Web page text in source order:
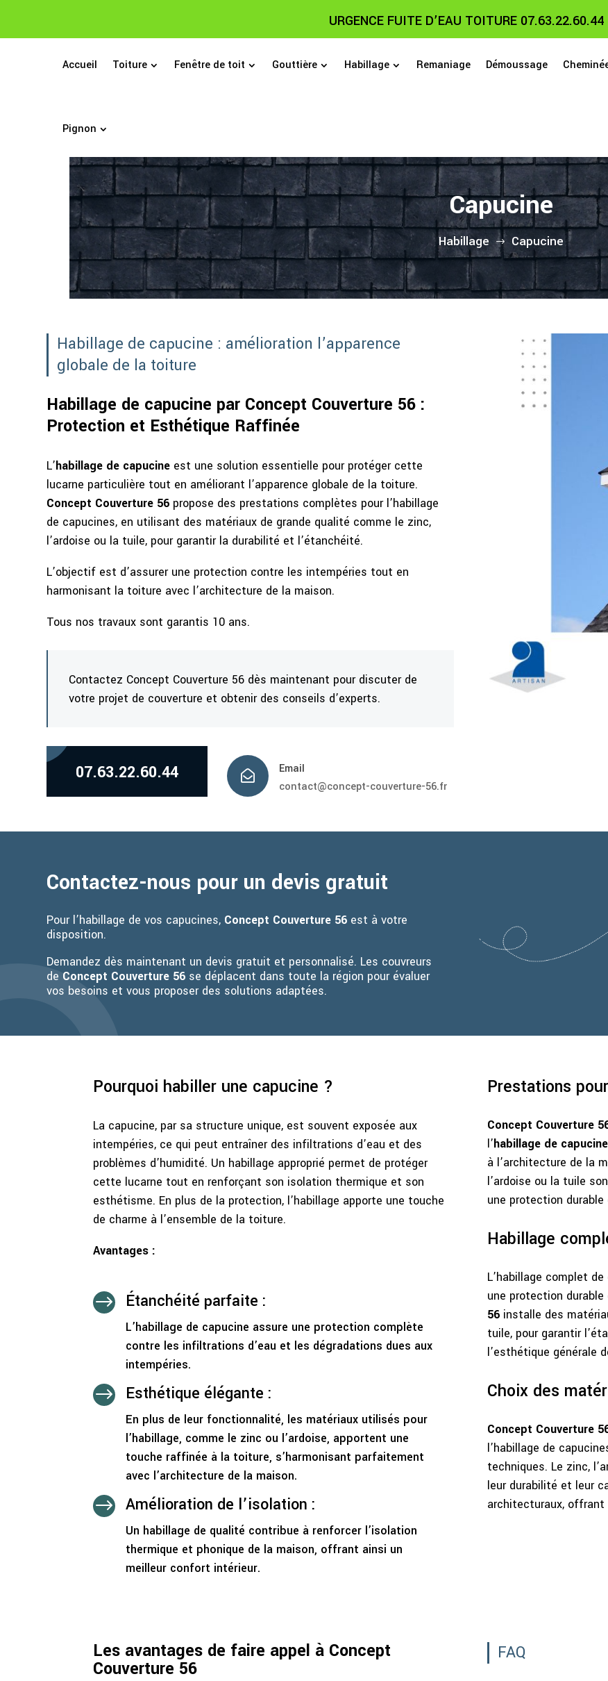
URGENCE FUITE D’EAU TOITURE 07.63.22.60.44
Accueil Toiture Fenêtre de toit Gouttière Habillage Remaniage Démoussage
Pignon
Capucine
Habillage $ Capucine
Habillage de capucine : amélioration l’apparence
globale de la toiture
Habillage de capucine par Concept Couverture 56 :
Protection et Esthétique Raffinée
L’habillage de capucine est une solution essentielle pour protéger cette
lucarne particulière tout en améliorant l’apparence globale de la toiture.
Concept Couverture 56 propose des prestations complètes pour l’habillage
de capucines, en utilisant des matériaux de grande qualité comme le zinc,
l’ardoise ou la tuile, pour garantir la durabilité et l’étanchéité.
L’objectif est d’assurer une protection contre les intempéries tout en
harmonisant la toiture avec l’architecture de la maison.
Tous nos travaux sont garantis 10 ans.
Contactez Concept Couverture 56 dès maintenant pour discuter de
votre projet de couverture et obtenir des conseils d’experts.
07.63.22.60.44 
Email
contact@concept-couverture-56.fr
Contactez-nous pour un devis gratuit
Pour l’habillage de vos capucines, Concept Couverture 56 est à votre
disposition.
Demandez dès maintenant un devis gratuit et personnalisé. Les couvreurs
de Concept Couverture 56 se déplacent dans toute la région pour évaluer
vos besoins et vous proposer des solutions adaptées.
Pourquoi habiller une capucine ?
La capucine, par sa structure unique, est souvent exposée aux
intempéries, ce qui peut entraîner des infiltrations d’eau et des
problèmes d’humidité. Un habillage approprié permet de protéger
cette lucarne tout en renforçant son isolation thermique et son
esthétisme. En plus de la protection, l’habillage apporte une touche
de charme à l’ensemble de la toiture.
Avantages :
$ Étanchéité parfaite :
L’habillage de capucine assure une protection complète
contre les infiltrations d’eau et les dégradations dues aux
intempéries.
$ Esthétique élégante :
En plus de leur fonctionnalité, les matériaux utilisés pour
l’habillage, comme le zinc ou l’ardoise, apportent une
touche raffinée à la toiture, s’harmonisant parfaitement
avec l’architecture de la maison.
$ Amélioration de l’isolation :
Un habillage de qualité contribue à renforcer l’isolation
thermique et phonique de la maison, offrant ainsi un
meilleur confort intérieur.
Prestations
Concept Couverture
l’habillage de
à l’architecture de la
l’ardoise ou la tuile
une protection
Habillage
L’habillage complet
une protection
56installe des
tuile, pour garantir
l’esthétique générale
Choix des
Concept Couverture
l’habillage de
techniques. Le zinc,
leur durabilité et leur
architecturaux, offrant
Les avantages de faire appel à Concept
Couverture 56
FAQ